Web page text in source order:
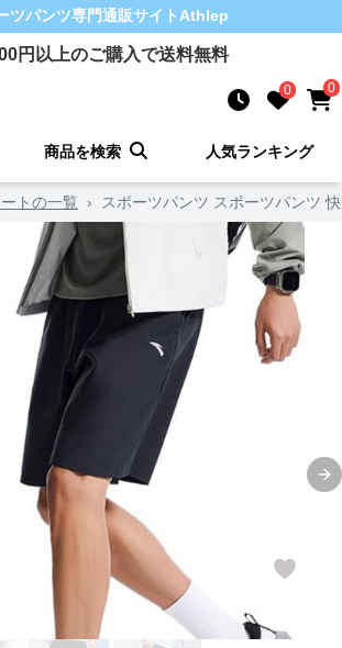
ツパンツ専門通販サイト Athlep
円以上のご購入で送料無料
0 0
商品を検索 人気ランキング
トの一覧 › スポーツパンツ スポーツパンツ